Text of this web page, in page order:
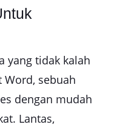
yang tidak kalah
sebuah
dengan mudah
Lantas,